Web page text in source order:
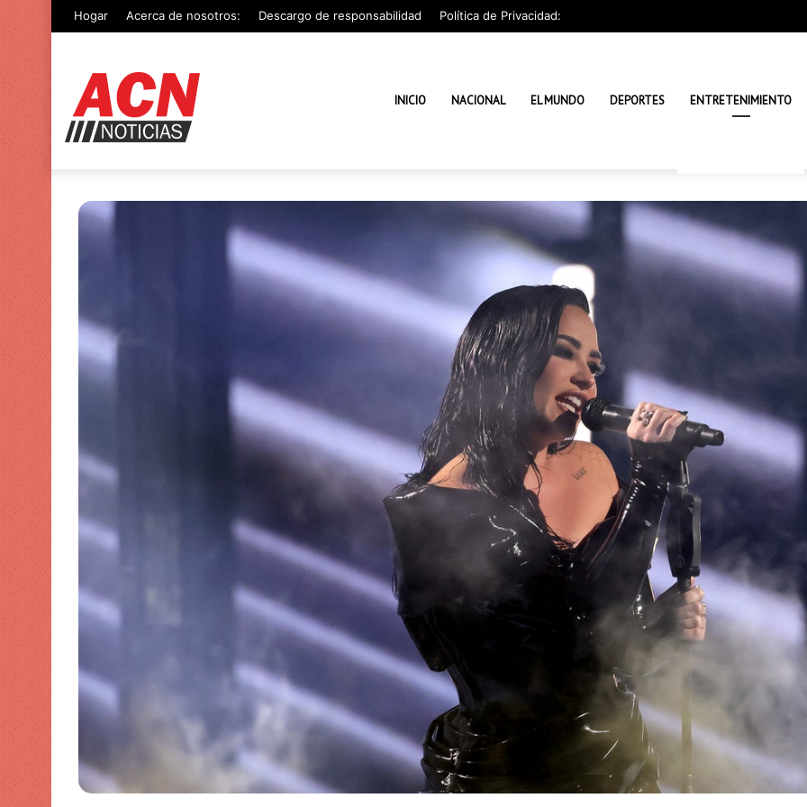
Hogar Acerca de nosotros: Descargo de responsabilidad Política de Privacidad:
INICIO NACIONAL EL MUNDO DEPORTES ENTRETENIMIENTO